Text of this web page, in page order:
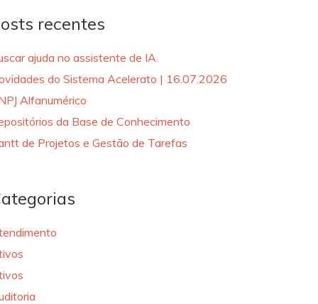
recentes
ajuda no assistente de IA.
do Sistema Acelerato | 16.07.2026
Alfanumérico
da Base de Conhecimento
de Projetos e Gestão de Tarefas